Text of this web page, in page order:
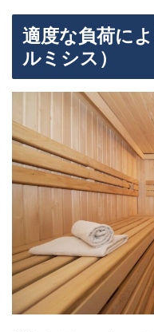
適度な負荷に
ルミシス）